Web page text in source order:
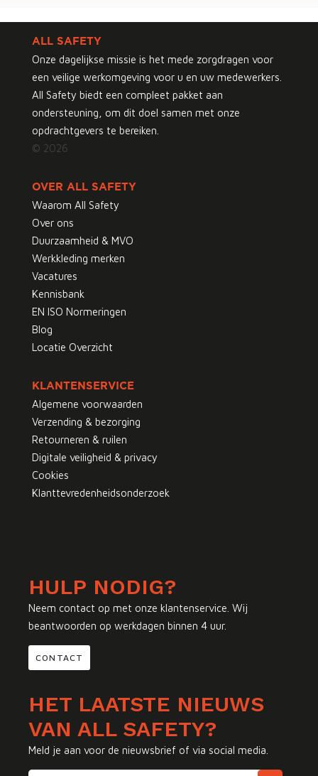
ALL SAFETY
Onze dagelijkse missie is het mede zorgdragen voor
een veilige werkomgeving voor u en uw medewerkers.
All Safety biedt een compleet pakket aan
ondersteuning, om dit doel samen met onze
opdrachtgevers te bereiken.
© 2026
OVER ALL SAFETY
Waarom All Safety
Over ons
Duurzaamheid & MVO
Werkkleding merken
Vacatures
Kennisbank
EN ISO Normeringen
Blog
Locatie Overzicht
KLANTENSERVICE
Algemene voorwaarden
Verzending & bezorging
Retourneren & ruilen
Digitale veiligheid & privacy
Cookies
Klanttevredenheidsonderzoek
HULP NODIG?
Neem contact op met onze klantenservice. Wij
beantwoorden op werkdagen binnen 4 uur.
CONTACT
HET LAATSTE NIEUWS
VAN ALL SAFETY?
Meld je aan voor de nieuwsbrief of via social media.